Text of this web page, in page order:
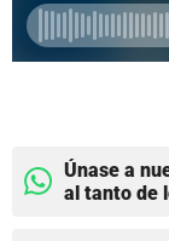
Únase a
al tanto de